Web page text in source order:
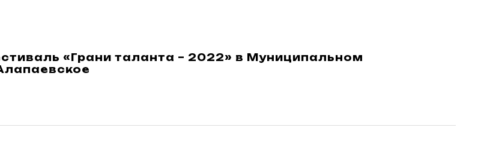
«Грани таланта – 2022» в Муниципальном